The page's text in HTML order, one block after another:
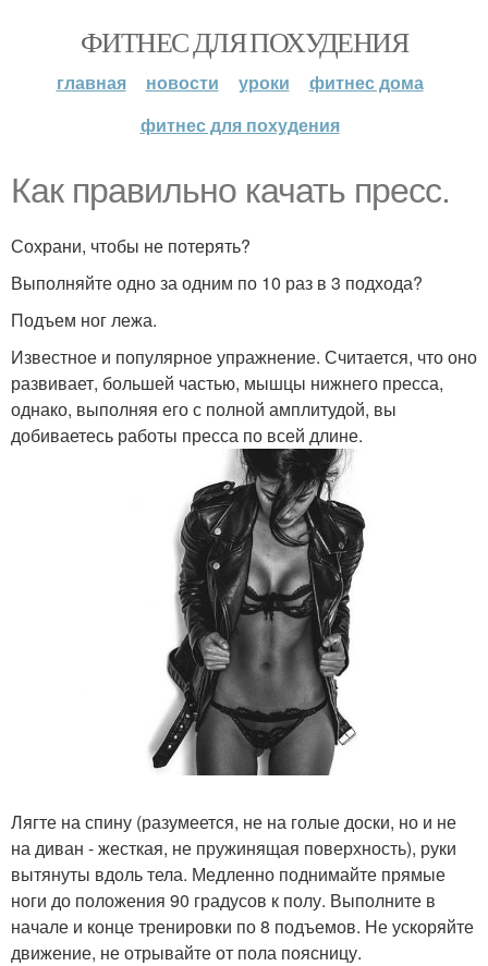
ФИТНЕС ДЛЯ ПОХУДЕНИЯ
главная новости уроки
фитнес дома
фитнес для похудения
Как правильно качать пресс.
Сохрани, чтобы не потерять?
Выполняйте одно за одним по 10 раз в 3 подхода?
Подъем ног лежа.
Известное и популярное упражнение. Считается, что оно
развивает, большей частью, мышцы нижнего пресса,
однако, выполняя его с полной амплитудой, вы
добиваетесь работы пресса по всей длине.
Лягте на спину (разумеется, не на голые доски, но и не
на диван - жесткая, не пружинящая поверхность), руки
вытянуты вдоль тела. Медленно поднимайте прямые
ноги до положения 90 градусов к полу. Выполните в
начале и конце тренировки по 8 подъемов. Не ускоряйте
движение, не отрывайте от пола поясницу.